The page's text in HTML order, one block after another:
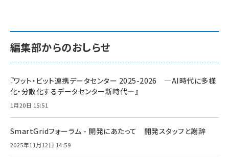
編集部からのおしらせ
『ワット・ビット連携データセンター 2025-2026 ―AI時代に多様
化・分散化するデータセンター新時代―』
1月20日 15:51
SmartGridフォーラム - 開発にあたって 開発スタッフと謝辞
2025年11月12日 14:59